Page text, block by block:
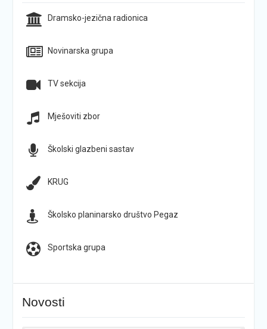
Dramsko-jezična radionica
Novinarska grupa
TV sekcija
Mješoviti zbor
Školski glazbeni sastav
KRUG
Školsko planinarsko društvo Pegaz
Sportska grupa
Novosti